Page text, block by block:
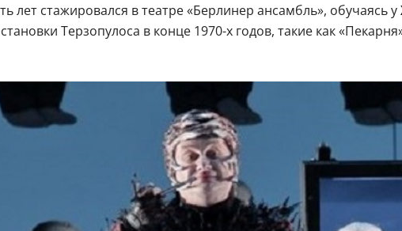
лет стажировался в театре «Берлинер ансамбль», обучаясь у
Терзопулоса в конце 1970-х годов, такие как